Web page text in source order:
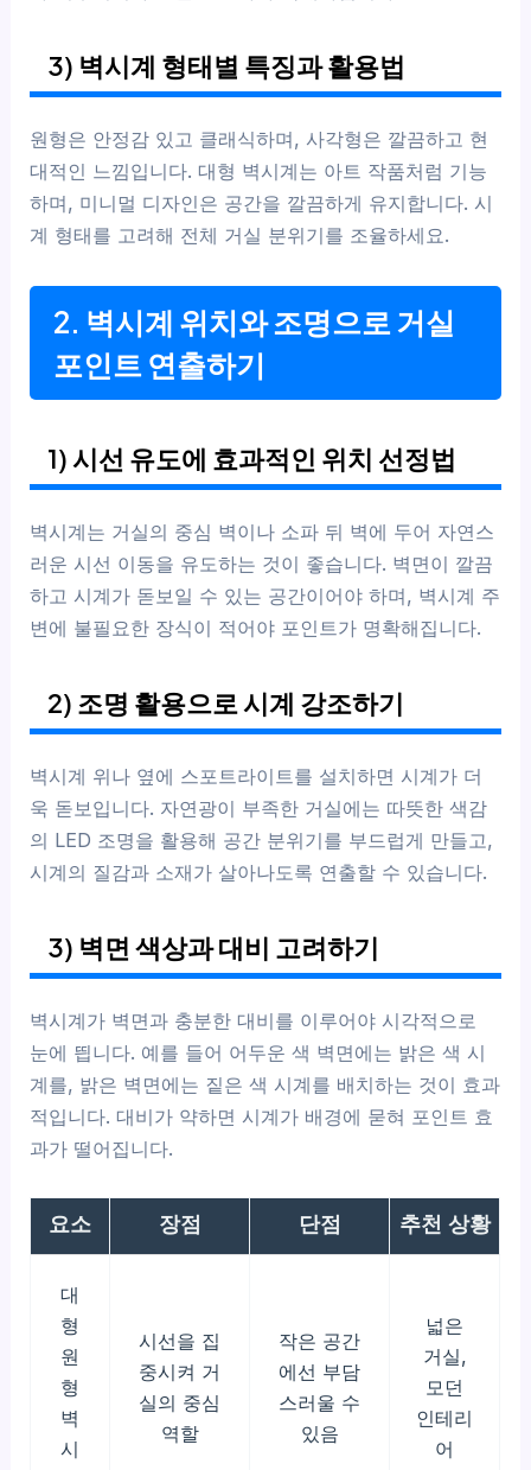
3) 벽시계 형태별 특징과 활용법
원형은 안정감 있고 클래식하며, 사각형은 깔끔하고 현
대적인 느낌입니다. 대형 벽시계는 아트 작품처럼 기능
하며, 미니멀 디자인은 공간을 깔끔하게 유지합니다. 시
계 형태를 고려해 전체 거실 분위기를 조율하세요.
2. 벽시계 위치와 조명으로 거실
포인트 연출하기
1) 시선 유도에 효과적인 위치 선정법
벽시계는 거실의 중심 벽이나 소파 뒤 벽에 두어 자연스
러운 시선 이동을 유도하는 것이 좋습니다. 벽면이 깔끔
하고 시계가 돋보일 수 있는 공간이어야 하며, 벽시계 주
변에 불필요한 장식이 적어야 포인트가 명확해집니다.
2) 조명 활용으로 시계 강조하기
벽시계 위나 옆에 스포트라이트를 설치하면 시계가 더
욱 돋보입니다. 자연광이 부족한 거실에는 따뜻한 색감
의 LED 조명을 활용해 공간 분위기를 부드럽게 만들고,
시계의 질감과 소재가 살아나도록 연출할 수 있습니다.
3) 벽면 색상과 대비 고려하기
벽시계가 벽면과 충분한 대비를 이루어야 시각적으로
눈에 띕니다. 예를 들어 어두운 색 벽면에는 밝은 색 시
계를, 밝은 벽면에는 짙은 색 시계를 배치하는 것이 효과
적입니다. 대비가 약하면 시계가 배경에 묻혀 포인트 효
과가 떨어집니다.
요소 장점 단점 추천 상황
대
형
원
형
벽
시
시선을 집
중시켜 거
실의 중심
역할
작은 공간
에선 부담
스러울 수
있음
넓은
거실,
모던
인테리
어